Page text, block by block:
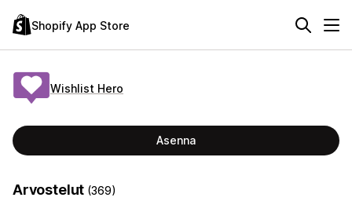
Shopify App Store
Wishlist Hero
Asenna
Arvostelut (369)